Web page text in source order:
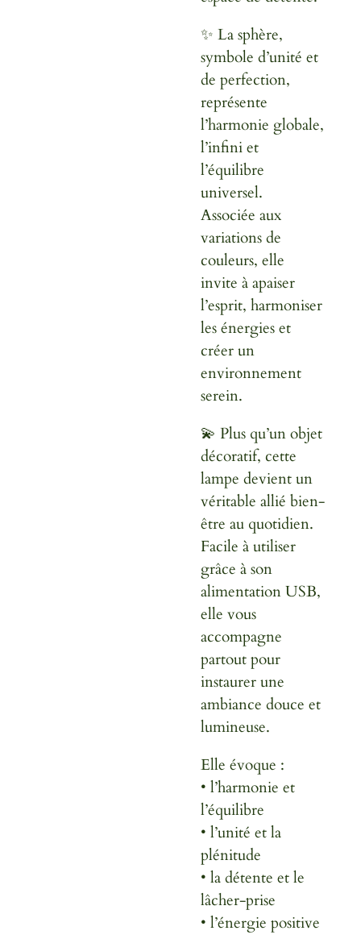
✨ La sphère,
symbole d’unité et
de perfection,
représente
l’harmonie globale,
l’infini et
l’équilibre
universel.
Associée aux
variations de
couleurs, elle
invite à apaiser
l’esprit, harmoniser
les énergies et
créer un
environnement
serein.
💫 Plus qu’un objet
décoratif, cette
lampe devient un
véritable allié bien-
être au quotidien.
Facile à utiliser
grâce à son
alimentation USB,
elle vous
accompagne
partout pour
instaurer une
ambiance douce et
lumineuse.
Elle évoque :
• l’harmonie et
l’équilibre
• l’unité et la
plénitude
• la détente et le
lâcher-prise
• l’énergie positive